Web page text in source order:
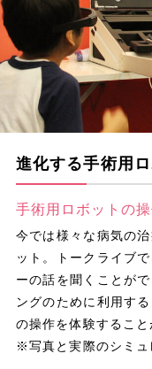
進化する手術用
手術用ロボットの
今では様々な病気の
ット。トークライブ
ーの話を聞くことが
ングのために利用す
の操作を体験すること
※写真と実際のシミュ